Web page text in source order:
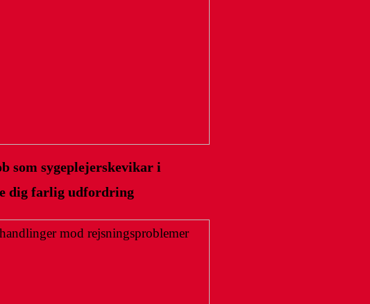
som sygeplejerskevikar i
dig farlig udfordring